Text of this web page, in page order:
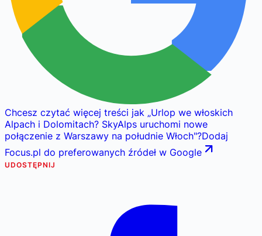
Chcesz czytać więcej treści jak „Urlop we włoskich
Alpach i Dolomitach? SkyAlps uruchomi nowe
połączenie z Warszawy na południe Włoch"?Dodaj
Focus.pl do preferowanych źródeł w Google
UDOSTĘPNIJ